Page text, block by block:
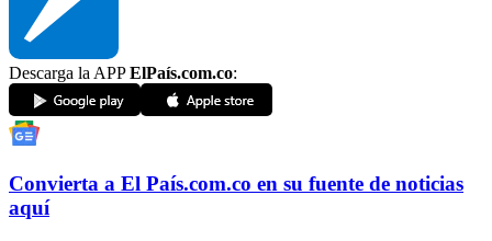
Descarga la APPElPaís.com.co:
Convierta a El País.com.co en su fuente de noticias
aquí